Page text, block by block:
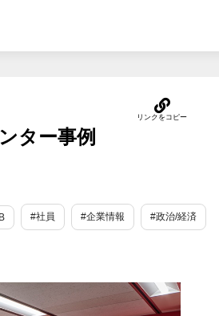
ター事例
#社員 #企業情報 #政治/経済